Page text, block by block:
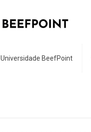
Universidade BeefPoint